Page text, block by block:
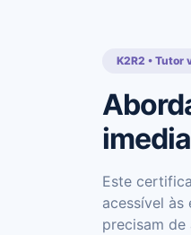
K2R2 • Tutor
Este
acessível às
precisam